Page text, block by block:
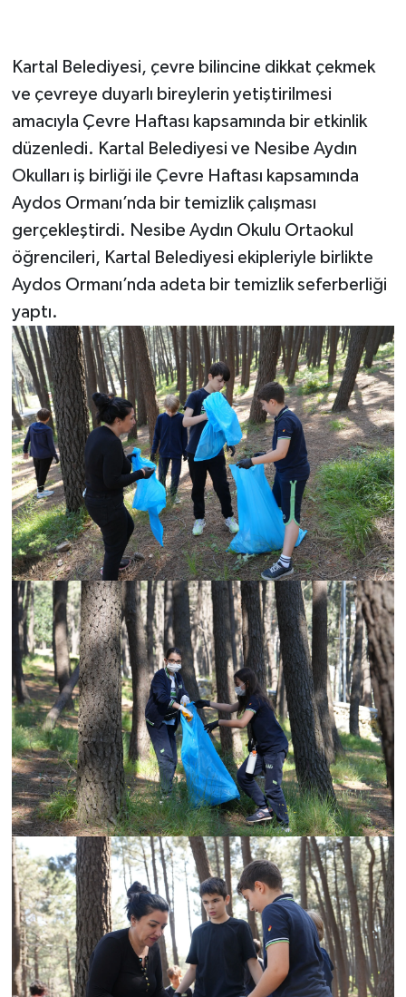
Kartal Belediyesi, çevre bilincine dikkat çekmek
ve çevreye duyarlı bireylerin yetiştirilmesi
amacıyla Çevre Haftası kapsamında bir etkinlik
düzenledi. Kartal Belediyesi ve Nesibe Aydın
Okulları iş birliği ile Çevre Haftası kapsamında
Aydos Ormanı’nda bir temizlik çalışması
gerçekleştirdi. Nesibe Aydın Okulu Ortaokul
öğrencileri, Kartal Belediyesi ekipleriyle birlikte
Aydos Ormanı’nda adeta bir temizlik seferberliği
yaptı.